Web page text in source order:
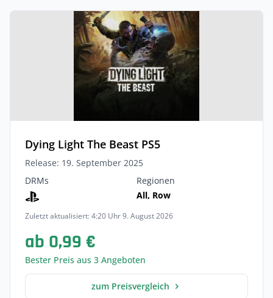
Dying Light The Beast PS5
Release: 19. September 2025
DRMs
Regionen
All, Row
Zuletzt aktualisiert: 4:20 Uhr 9. August 2026
ab 0,99 €
Bester Preis aus 3 Angeboten
zum Preisvergleich